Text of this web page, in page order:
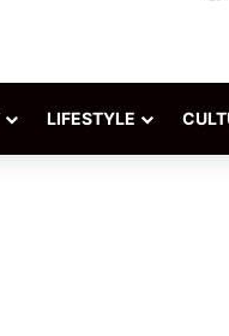
LIFESTYLE